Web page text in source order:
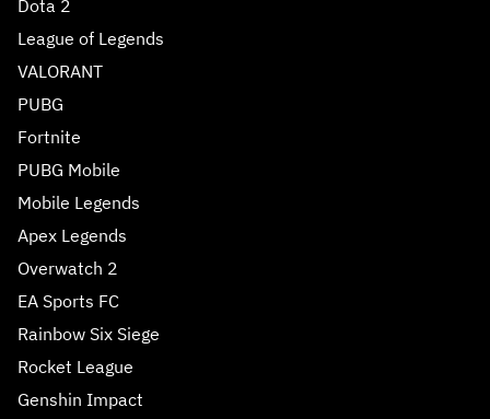
Dota 2
League of Legends
VALORANT
PUBG
Fortnite
PUBG Mobile
Mobile Legends
Apex Legends
Overwatch 2
EA Sports FC
Rainbow Six Siege
Rocket League
Genshin Impact